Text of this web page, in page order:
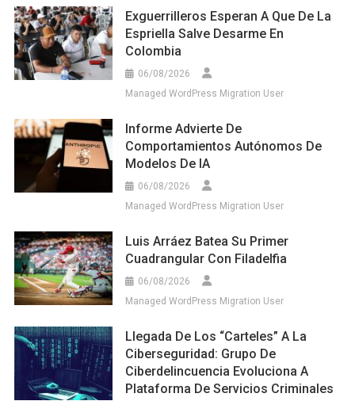
Exguerrilleros Esperan A Que De La
Espriella Salve Desarme En
Colombia
06/08/2026
Managed WordPress Migration User
Informe Advierte De
Comportamientos Autónomos De
Modelos De IA
06/08/2026
Managed WordPress Migration User
Luis Arráez Batea Su Primer
Cuadrangular Con Filadelfia
06/08/2026
Managed WordPress Migration User
Llegada De Los “carteles” A La
Ciberseguridad: Grupo De
Ciberdelincuencia Evoluciona A
Plataforma De Servicios Criminales